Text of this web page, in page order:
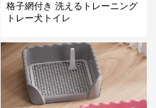
格子網付き 洗えるトレーニング
トレー犬トイレ